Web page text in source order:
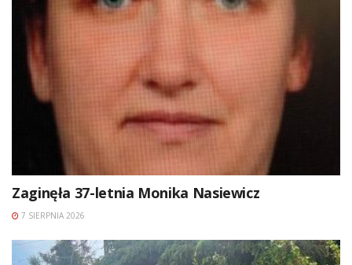
Zaginęła 37-letnia Monika Nasiewicz
7 SIERPNIA 2026